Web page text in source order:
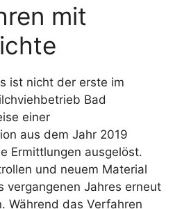
mit
ist nicht der erste im
Bad
einer
aus dem Jahr 2019
Ermittlungen ausgelöst.
und neuem Material
vergangenen Jahres erneut
Während das Verfahren